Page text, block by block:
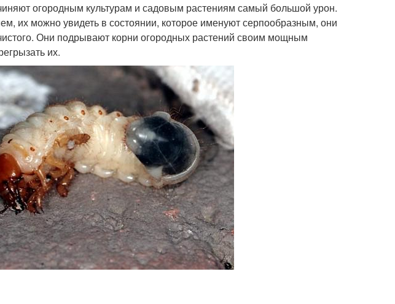
огородным культурам и садовым растениям самый большой урон.
их можно увидеть в состоянии, которое именуют серпообразным, они
Они подрывают корни огородных растений своим мощным
их.